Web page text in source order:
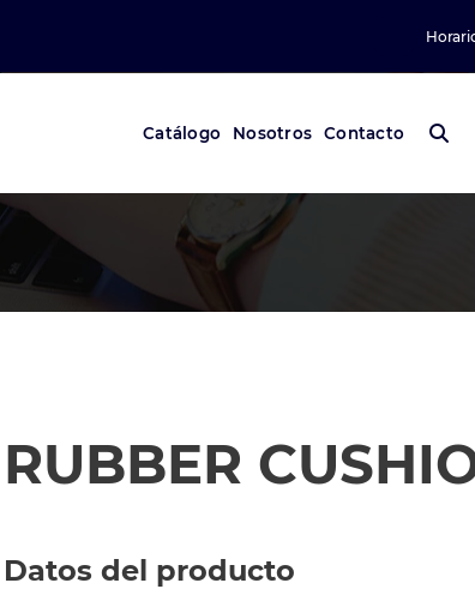
Catálogo Nosotros Contacto
RUBBER
Datos del producto